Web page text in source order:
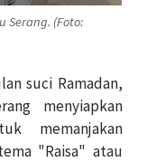
Serang. (Foto:
suci Ramadan,
menyiapkan
memanjakan
"Raisa" atau